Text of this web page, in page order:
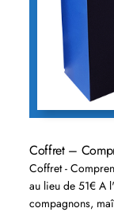
Coffret –
Coffret -
au lieu de 51€ A
compagnons,